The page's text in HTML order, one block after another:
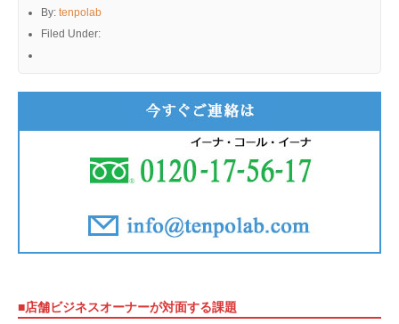
By: tenpolab
Filed Under:
■店舗ビジネスオーナーが対面する課題